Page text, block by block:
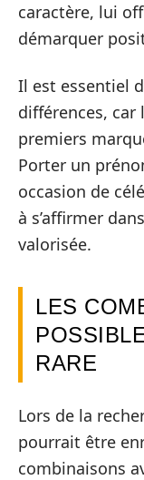
caractère, lui
démarquer
Il est essentiel
différences, car
premiers
Porter un
occasion de
à s’affirmer
valorisée.
LES
RARE
Lors de la
pourrait être
combinaisons